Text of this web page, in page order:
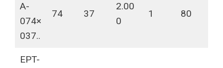
A-
074×
037..
74 37
2.00
0
1 80
EPT-